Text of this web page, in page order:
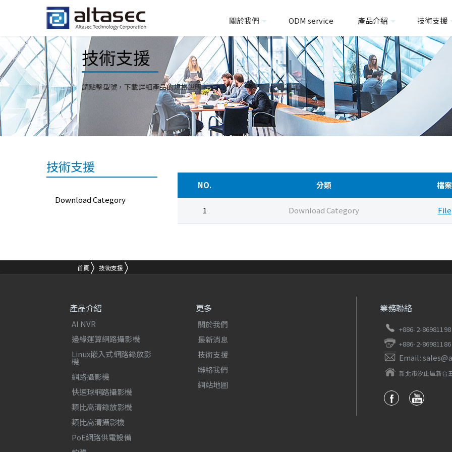
關於我們 ODM service 產品介紹 技術支援
技術支援
請點擊型號，下載詳細產品的規格說明。
NO. 分類 檔案
1 Download Category File
技術支援
Download Category
首頁 技術支援
產品介紹
AI NVR
邊緣運算網路攝影機
Linux嵌入式網路錄放影
機
網路攝影機
快速球網路攝影機
類比高清錄放影機
類比高清攝影機
PoE網路供電設備
更多
關於我們
最新消息
技術支援
聯絡我們
網站地圖
業務聯絡
+886-2-86981198
+886-2-86981186
Email:
新北市汐止區新台